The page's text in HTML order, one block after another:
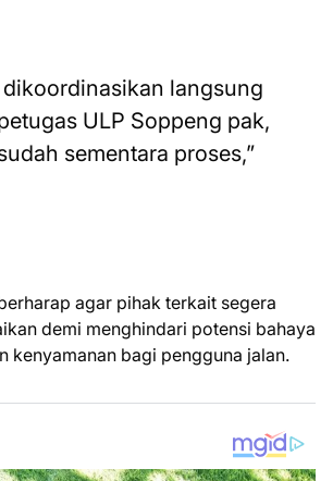
dikoordinasikan langsung
ULP Soppeng pak,
sementara proses,”
agar pihak terkait segera
demi menghindari potensi bahaya
kenyamanan bagi pengguna jalan.